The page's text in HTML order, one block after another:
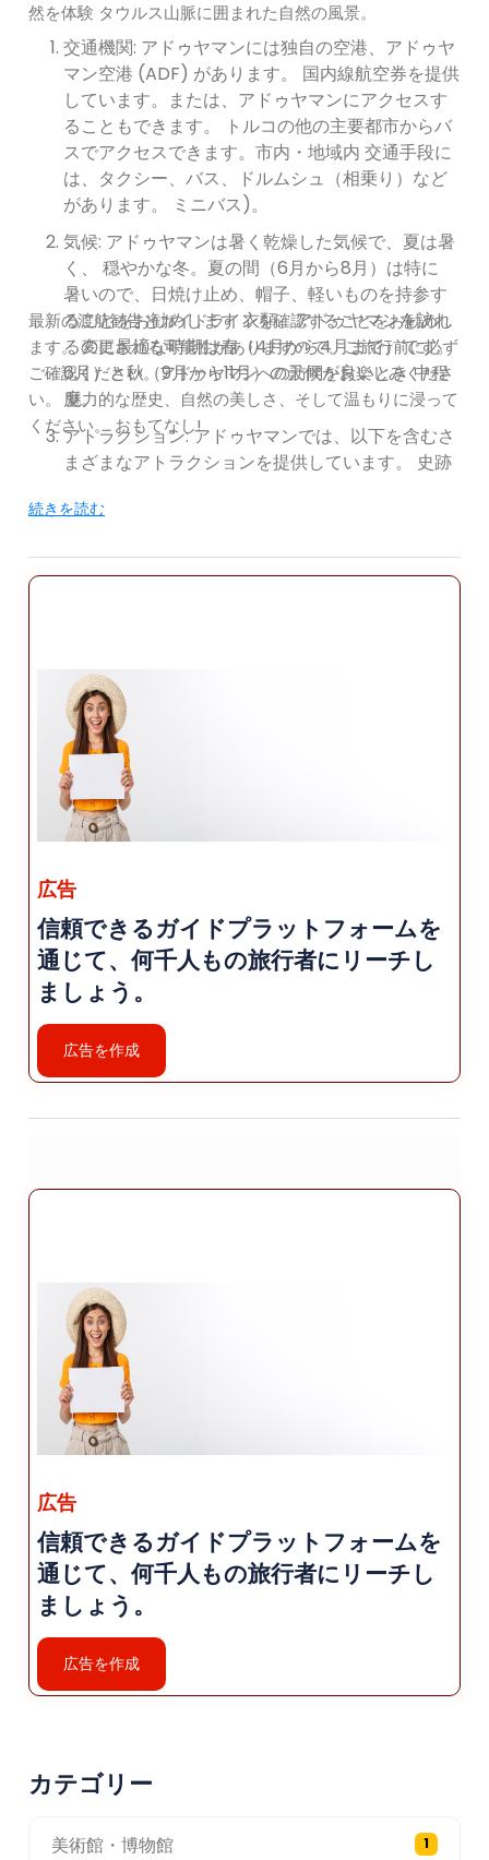
然を体験 タウルス山脈に囲まれた自然の風景。
交通機関: アドゥヤマンには独自の空港、アドゥヤ
マン空港 (ADF) があります。 国内線航空券を提供
しています。または、アドゥヤマンにアクセスす
ることもできます。 トルコの他の主要都市からバ
スでアクセスできます。市内・地域内 交通手段に
は、タクシー、バス、ドルムシュ（相乗り）など
があります。 ミニバス)。
気候: アドゥヤマンは暑く乾燥した気候で、夏は暑
く、 穏やかな冬。夏の間（6月から8月）は特に
暑いので、日焼け止め、帽子、軽いものを持参す
ることをお勧めします 衣類。アドゥヤマンを訪れ
るのに最適な時期は春（4月から4月まで）です。
6月）と秋（9月から11月）の天候が良いとき 中程
度。
アトラクション: アドゥヤマンでは、以下を含むさ
まざまなアトラクションを提供しています。 史跡
つはネムルト山です。 ユネスコの世界遺産に登録
上に登って、巨大な彫像を鑑賞してください。
アルセミア: 山の近くにある古代都市アルセミアを
訪れてください。 ネムルト。かつて栄えた文明の
遺跡を探索しましょう。 王宮、城壁、岩を掘った
墓の遺跡。
見してください。 アドゥヤマン博物館。博物館に
は、からの工芸品のコレクションが収蔵されてい
ます。 ヒッタイト、ローマ、ビザンチン時代な
ど、さまざまな時代。
チェンデレ橋: キャフタの町の近くにあるチェンデ
レ橋は、 チェンデレ川にかかる古代ローマの橋。
驚くべきは この素晴らしいエンジニアリングと歴
史的重要性 保存状態の良い構造。
けています。お見逃しなく 「アドゥヤマン・ケバ
トリー）。この地域は、 ピスタチオなので、地元
のピスタチオのデザートや 製品。
宿泊施設: Adıyaman ではさまざまな宿泊施設のオ
プションを提供しています。 ホテルやゲストハウ
スも含めて。こうした施設の多くは、 市内中心部
に位置し、観光スポットへのアクセスが便利
最新の渡航勧告とガイドラインを確認することをお勧めし
ます。 変更される可能性がありますので、ご旅行前に必ず
ご確認ください。アドゥヤマンへの訪問をお楽しみくださ
い。 魅力的な歴史、自然の美しさ、そして温もりに浸って
ください。 おもてなし!
続きを読む
広告
信頼できるガイドプラットフォームを
通じて、何千人もの旅行者にリーチし
ましょう。
広告を作成
広告
信頼できるガイドプラットフォームを
通じて、何千人もの旅行者にリーチし
ましょう。
広告を作成
カテゴリー
美術館・博物館 1